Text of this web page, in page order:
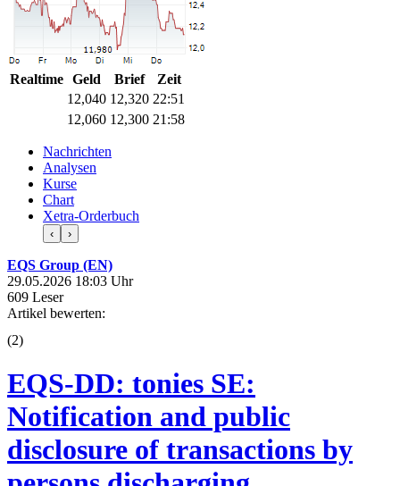
Realtime Geld Brief
Zeit
12,040 12,320 22:51
12,060 12,300 21:58
Nachrichten
Analysen
Kurse
Chart
Xetra-Orderbuch
‹ ›
EQS Group (EN)
29.05.2026 18:03 Uhr
609 Leser
Artikel bewerten:
(2)
EQS-DD: tonies SE:
Notification and public
disclosure of transactions by